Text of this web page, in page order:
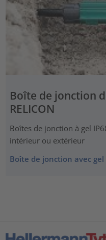
Boîte de jonction
RELICON
Boîtes de jonction à gel
intérieur ou extérieur
Boîte de jonction avec gel